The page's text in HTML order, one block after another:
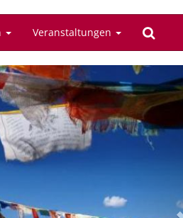
Veranstaltungen